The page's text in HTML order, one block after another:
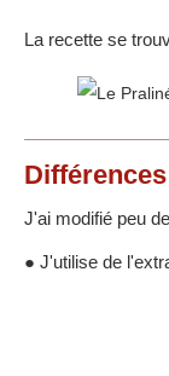
La recette se
Différences
J'ai modifié peu
● J'utilise de